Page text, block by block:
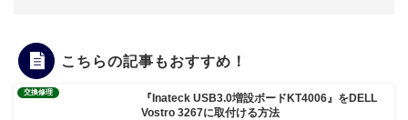
こちらの記事もおすすめ！
交換修理
『Inateck USB3.0増設ボードKT4006』をDELL
Vostro 3267に取付ける方法